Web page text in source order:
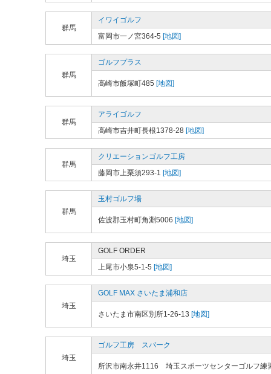
群馬
イワイゴルフ
富岡市一ノ宮364-5 [地図]
群馬
ゴルフプラス
高崎市飯塚町485 [地図]
群馬
アライゴルフ
高崎市吉井町長根1378-28 [地図]
群馬
クリエーションゴルフ工房
藤岡市上栗須293-1 [地図]
群馬
玉村ゴルフ場
佐波郡玉村町角淵5006 [地図]
埼玉
GOLF ORDER
上尾市小泉5-1-5 [地図]
埼玉
GOLF MAX さいたま浦和店
さいたま市南区別所1-26-13 [地図]
埼玉
ゴルフ工房 スパーク
所沢市南永井1116 埼玉スポーツセンターゴルフ練